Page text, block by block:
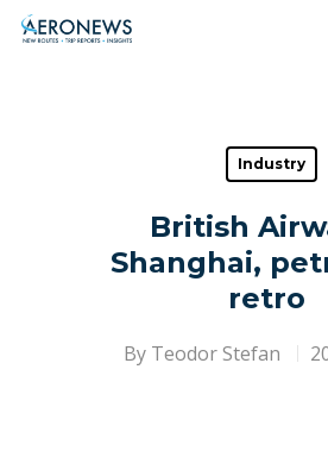
Hit enter to search or ESC to
Industry
British
Shanghai,
retro
By Teodor Stefan